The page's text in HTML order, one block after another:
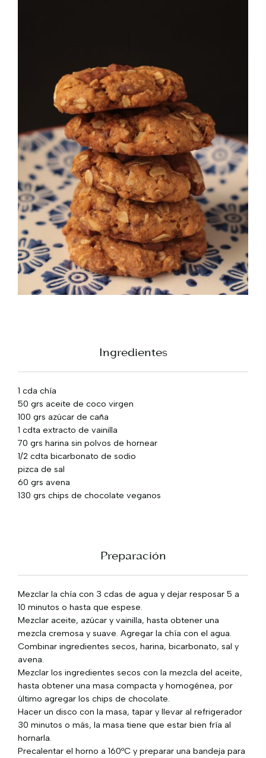
Ingredientes
1 cda chía
50 grs aceite de coco virgen
100 grs azúcar de caña
1 cdta extracto de vainilla
70 grs harina sin polvos de hornear
1/2 cdta bicarbonato de sodio
pizca de sal
60 grs avena
130 grs chips de chocolate veganos
Preparación
Mezclar la chía con 3 cdas de agua y dejar resposar 5 a
10 minutos o hasta que espese.
Mezclar aceite, azúcar y vainilla, hasta obtener una
mezcla cremosa y suave. Agregar la chía con el agua.
Combinar ingredientes secos, harina, bicarbonato, sal y
avena.
Mezclar los ingredientes secos con la mezcla del aceite,
hasta obtener una masa compacta y homogénea, por
último agregar los chips de chocolate.
Hacer un disco con la masa, tapar y llevar al refrigerador
30 minutos o más, la masa tiene que estar bien fría al
hornarla.
Precalentar el horno a 160ºC y preparar una bandeja para